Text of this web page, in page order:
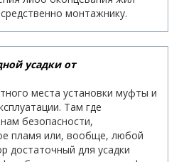
монтажнику.
усадки от
места установки муфты и
Там где
безопасности,
пламя или, вообще, любой
достаточный для усадки